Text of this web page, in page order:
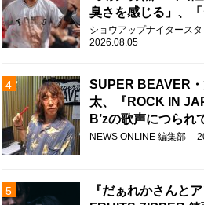
臭さを感じる」、
ンツには少ないタ
ショウアップナイタースタ
2026.08.05
SUPER BEAVER
太、『ROCK IN
B’zの歌声につられ
走！？
NEWS ONLINE 編集部
『だぁれかさんとア